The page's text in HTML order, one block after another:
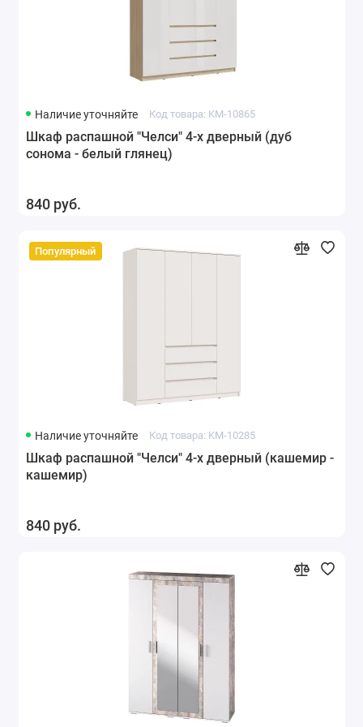
Наличие уточняйте Код товара: KM-10865
Шкаф распашной "Челси" 4-х дверный (дуб
сонома - белый глянец)
840 руб.
Популярный
Наличие уточняйте Код товара: KM-10285
Шкаф распашной "Челси" 4-х дверный (кашемир -
кашемир)
840 руб.